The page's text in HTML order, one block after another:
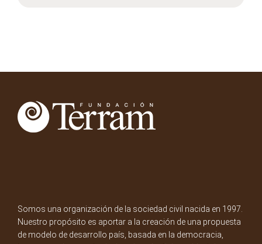
Somos una organización de la sociedad civil nacida en 1997.
Nuestro propósito es aportar a la creación de una propuesta
de modelo de desarrollo país, basada en la democracia,